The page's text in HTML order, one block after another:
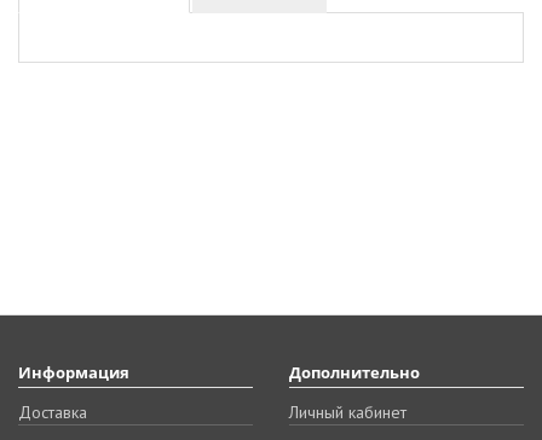
Информация
Доставка
Дополнительно
Личный кабинет